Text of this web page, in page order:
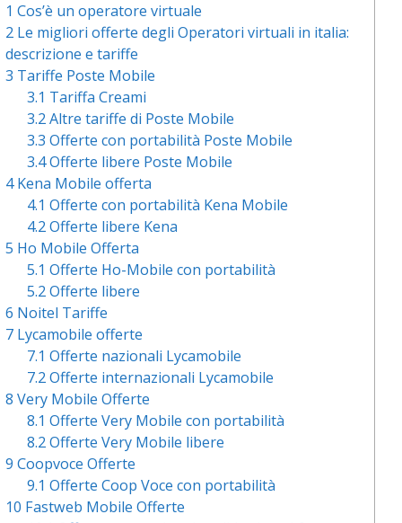
1 Cos’è un operatore virtuale
2 Le migliori offerte degli Operatori virtuali in italia:
descrizione e tariffe
3 Tariffe Poste Mobile
3.1 Tariffa Creami
3.2Altre tariffe di Poste Mobile
3.3 Offerte con portabilità Poste Mobile
3.4Offerte libere Poste Mobile
4Kena Mobile offerta
4.1 Offerte con portabilità Kena Mobile
4.2Offerte libere Kena
5 Ho Mobile Offerta
5.1 Offerte Ho-Mobile con portabilità
5.2Offerte libere
6 Noitel Tariffe
7 Lycamobile offerte
7.1 Offerte nazionali Lycamobile
7.2Offerte internazionali Lycamobile
8 Very Mobile Offerte
8.1 Offerte Very Mobile con portabilità
8.2Offerte Very Mobile libere
9 Coopvoce Offerte
9.1 Offerte Coop Voce con portabilità
10 Fastweb Mobile Offerte